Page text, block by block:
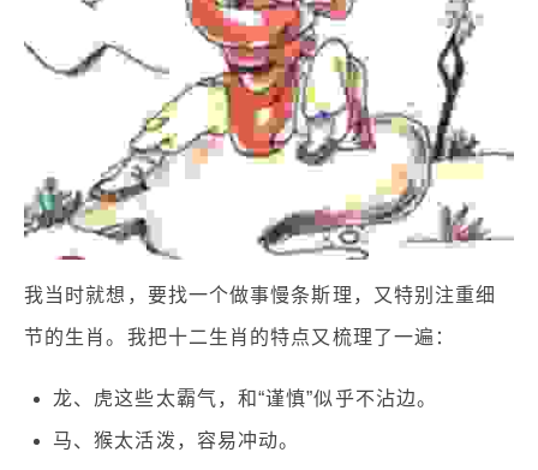
我当时就想，要找一个做事慢条斯理，又特别注重细
节的生肖。我把十二生肖的特点又梳理了一遍：
龙、虎这些太霸气，和“谨慎”似乎不沾边。
马、猴太活泼，容易冲动。